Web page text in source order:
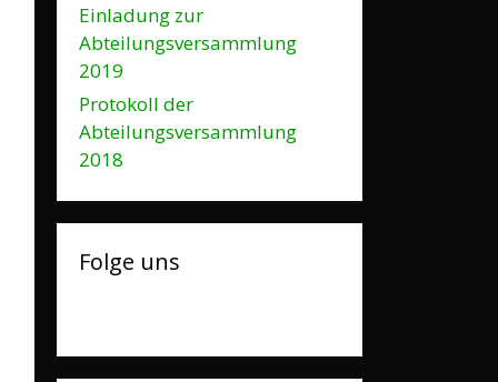
Einladung zur
Abteilungsversammlung
2019
Protokoll der
Abteilungsversammlung
2018
Folge uns